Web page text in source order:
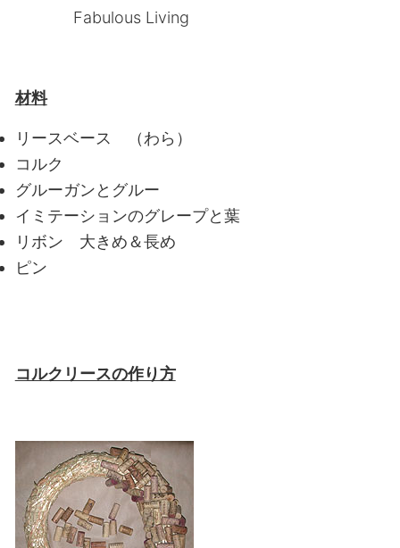
Fabulous Living
材料
リースベース （わら）
コルク
グルーガンとグルー
イミテーションのグレープと葉
リボン 大きめ＆長め
ピン
コルクリースの作り方